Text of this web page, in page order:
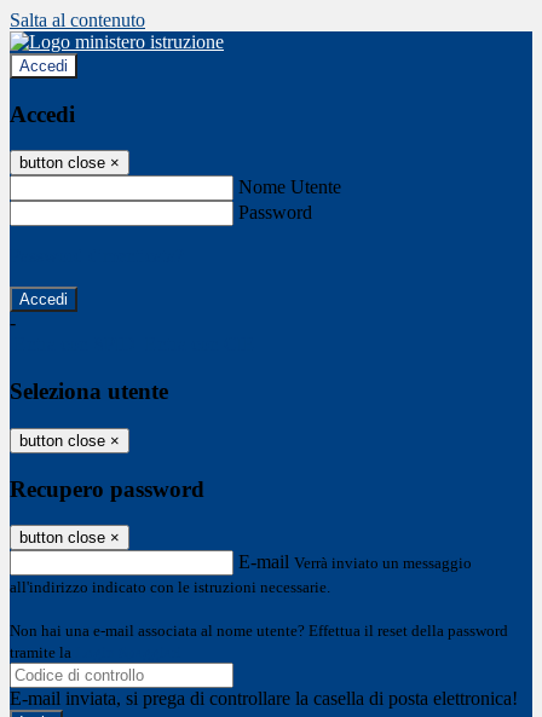
Salta al contenuto
Accedi
Accedi
button close ×
Nome Utente
Password
-
Seleziona utente
button close ×
Recupero password
button close ×
E-mail Verrà inviato un messaggio
all'indirizzo indicato con le istruzioni necessarie.
Non hai una e-mail associata al nome utente? Effettua il reset della password
tramite la
E-mail inviata, si prega di controllare la casella di posta elettronica!